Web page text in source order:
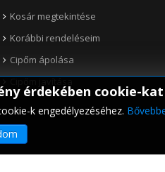
Kosár megtekintése
Korábbi rendeléseim
Cipőm ápolása
érdekében cookie-kat
k engedélyezéséhez.